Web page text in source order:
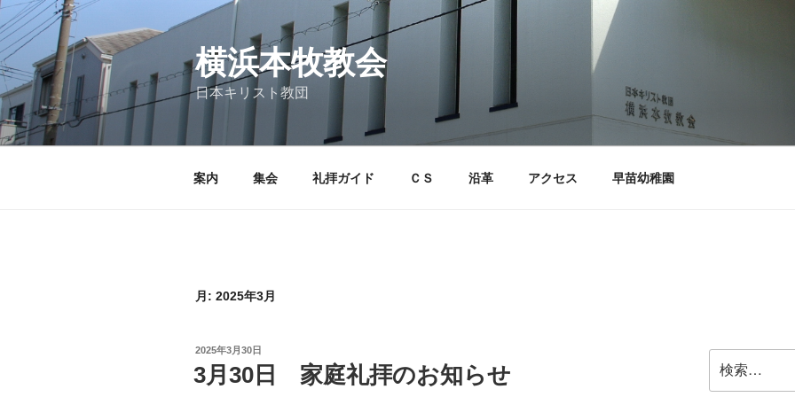
コ
ン
テ
ン
ツ
へ
ス
横浜本牧教会
日本キリスト教団
案内 集会 礼拝ガイド ＣＳ 沿革 アクセス 早苗幼稚園
月: 2025年3月
投
日:
2025年3月30日
3月30日 家庭礼拝のお知らせ
索: